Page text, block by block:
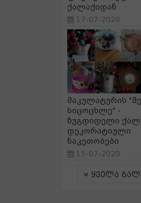
ქალაქიდან
17-07-2020
მაკულატურის
სიცოცხლე" -
ზუგდიდელი
დეკორატიული
ნაკეთობები
15-07-2020
ყველა